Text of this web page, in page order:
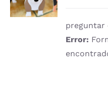
DETALLES
preguntar
Error: